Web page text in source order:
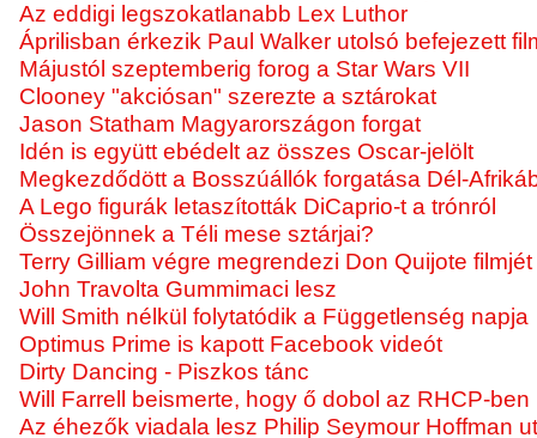
Az eddigi legszokatlanabb Lex Luthor
Áprilisban érkezik Paul Walker utolsó befejezett
Májustól szeptemberig forog a Star Wars VII
Clooney "akciósan" szerezte a sztárokat
Jason Statham Magyarországon forgat
Idén is együtt ebédelt az összes Oscar-jelölt
Megkezdődött a Bosszúállók forgatása Dél-
A Lego figurák letaszították DiCaprio-t a trónról
Összejönnek a Téli mese sztárjai?
Terry Gilliam végre megrendezi Don Quijote filmjét
John Travolta Gummimaci lesz
Will Smith nélkül folytatódik a Függetlenség napja
Optimus Prime is kapott Facebook videót
Dirty Dancing - Piszkos tánc
Will Farrell beismerte, hogy ő dobol az RHCP-ben
Az éhezők viadala lesz Philip Seymour Hoffman